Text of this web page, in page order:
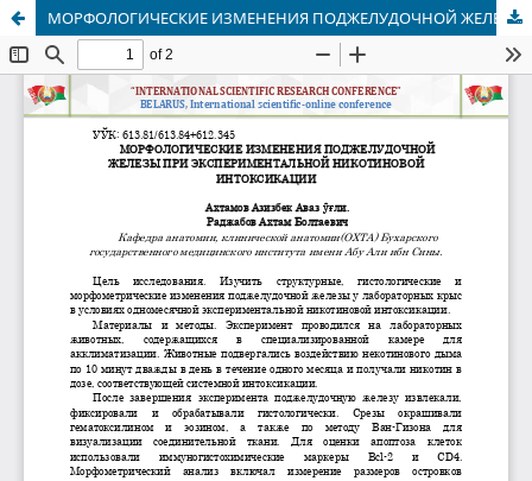
МОРФОЛОГИЧЕСКИЕ ИЗМЕНЕНИЯ ПОДЖЕЛУДОЧНОЙ ЖЕЛЕЗЫ ПРИ ЭКСПЕРИМЕНТАЛЬНОЙ НИКОТИНОВОЙ ИНТОКСИКАЦИИ